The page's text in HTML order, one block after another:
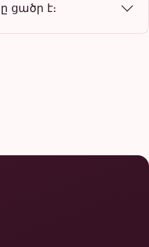
ցածր է։